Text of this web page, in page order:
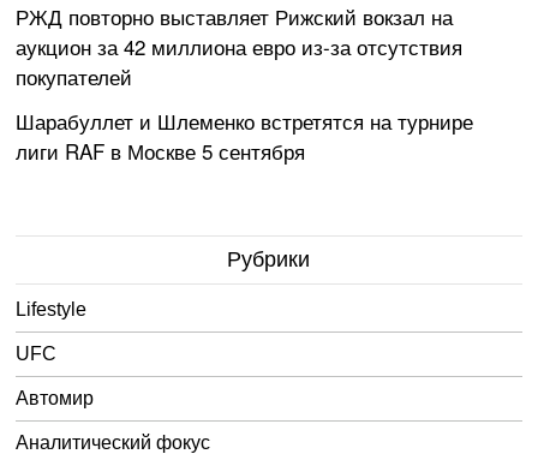
РЖД повторно выставляет Рижский вокзал на
аукцион за 42 миллиона евро из-за отсутствия
покупателей
Шарабуллет и Шлеменко встретятся на турнире
лиги RAF в Москве 5 сентября
Рубрики
Lifestyle
UFC
Автомир
Аналитический фокус